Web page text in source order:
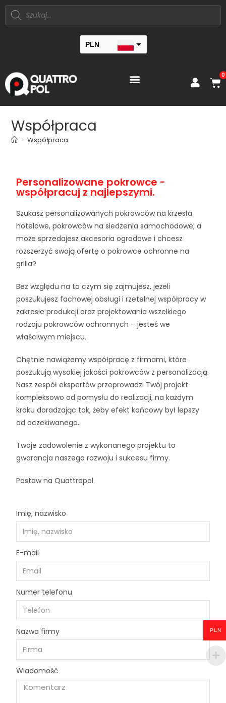
PLN
0
Współpraca
> Współpraca
Personalizowane pokrowce -
współpracuj z najlepszymi.
Szukasz personalizowanych pokrowców na krzesła
hotelowe, pokrowców na siedzenia samochodowe, a
może sprzedajesz akcesoria ogrodowe i chcesz
rozszerzyć swoją ofertę o pokrowce ochronne na
grilla?
Bez względu na to czym się zajmujesz, jeżeli
poszukujesz fachowej obsługi i rzetelnej współpracy w
zakresie produkcji oraz projektowania wszelkiego
rodzaju pokrowców ochronnych – jesteś we
właściwym miejscu.
Chętnie nawiążemy współpracę z firmami, które
poszukują wysokiej jakości pokrowców z personalizacją.
Nasz zespół ekspertów przeprowadzi Twój projekt
kompleksowo od pomysłu do realizacji, na każdym
kroku doradzając tak, żeby efekt końcowy był lepszy
od oczekiwanego.
Twoje zadowolenie z wykonanego projektu to
gwarancja naszego rozwoju i sukcesu firmy.
Postaw na Quattropol.
Imię, nazwisko
E-mail
Numer telefonu
Nazwa firmy
Wiadomość
PLN